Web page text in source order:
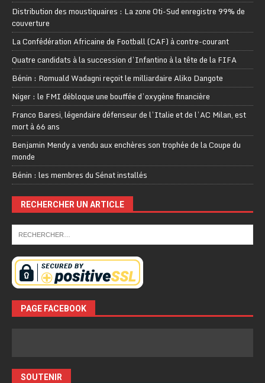
Distribution des moustiquaires : La zone Oti-Sud enregistre 99% de
couverture
La Confédération Africaine de Football (CAF) à contre-courant
Quatre candidats à la succession d’Infantino à la tête de la FIFA
Bénin : Romuald Wadagni reçoit le milliardaire Aliko Dangote
Niger : le FMI débloque une bouffée d’oxygène financière
Franco Baresi, légendaire défenseur de l’Italie et de l’AC Milan, est
mort à 66 ans
Benjamin Mendy a vendu aux enchères son trophée de la Coupe du
monde
Bénin : les membres du Sénat installés
RECHERCHER UN ARTICLE
PAGE FACEBOOK
SOUTENIR